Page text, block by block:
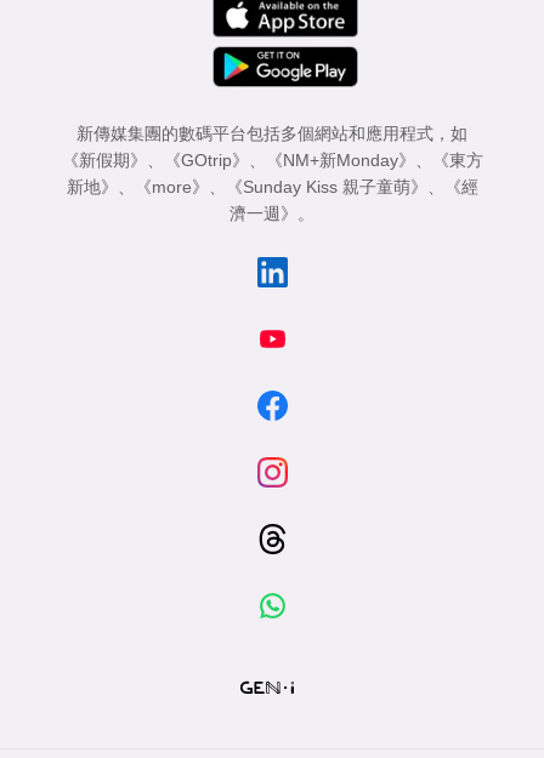
新傳媒集團的數碼平台包括多個網站和應用程式，如
《新假期》
《GOtrip》 《NM+新Monday》
《東方
新地》
《more》 《Sunday Kiss 親子童萌》
《經
濟一週》
。